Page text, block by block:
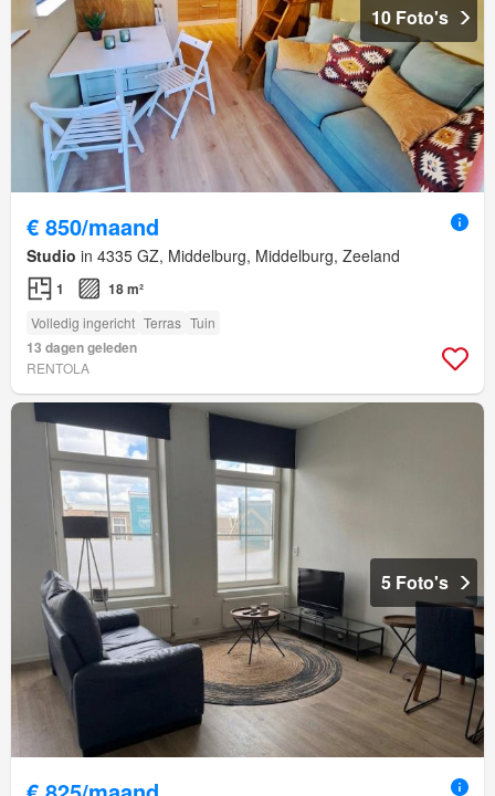
10 Foto's
€ 850/maand
Studio in 4335 GZ, Middelburg, Middelburg, Zeeland
1 18 m²
Volledig ingericht Terras Tuin
13 dagen geleden
RENTOLA
5 Foto's